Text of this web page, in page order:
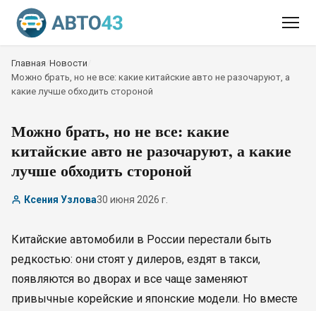
Главная Новости
Можно брать, но не все: какие китайские авто не разочаруют, а
какие лучше обходить стороной
Можно брать, но не все: какие
китайские авто не разочаруют, а какие
лучше обходить стороной
Ксения Узлова30 июня 2026 г.
Китайские автомобили в России перестали быть
редкостью: они стоят у дилеров, ездят в такси,
появляются во дворах и все чаще заменяют
привычные корейские и японские модели. Но вместе